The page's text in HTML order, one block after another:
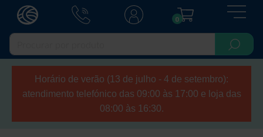
0
Horário de verão (13 de julho - 4 de setembro):
atendimento telefónico das 09:00 às 17:00 e loja das
08:00 às 16:30.